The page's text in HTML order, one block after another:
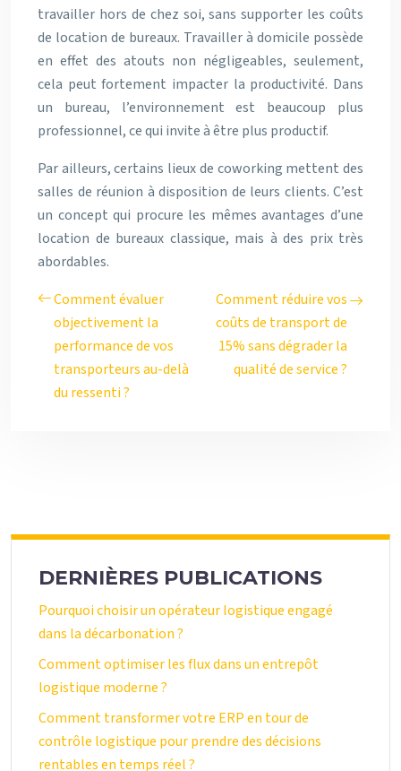
travailler hors de chez soi, sans supporter les coûts
de location de bureaux. Travailler à domicile possède
en effet des atouts non négligeables, seulement,
cela peut fortement impacter la productivité. Dans
un bureau, l’environnement est beaucoup plus
professionnel, ce qui invite à être plus productif.
Par ailleurs, certains lieux de coworking mettent des
salles de réunion à disposition de leurs clients. C’est
un concept qui procure les mêmes avantages d’une
location de bureaux classique, mais à des prix très
abordables.
Comment évaluer
objectivement la
performance de vos
transporteurs au-delà
du ressenti ?
Comment réduire vos
coûts de transport de
15% sans dégrader la
qualité de service ?
DERNIÈRES PUBLICATIONS
Pourquoi choisir un opérateur logistique engagé
dans la décarbonation ?
Comment optimiser les flux dans un entrepôt
logistique moderne ?
Comment transformer votre ERP en tour de
contrôle logistique pour prendre des décisions
rentables en temps réel ?